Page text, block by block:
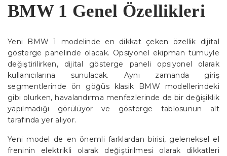
BMW 1 Genel Özellikleri
Yeni BMW 1 modelinde en dikkat çeken özellik dijital
gösterge panelinde olacak. Opsiyonel ekipman tümüyle
değiştirilirken, dijital gösterge paneli opsiyonel olarak
kullanıcılarına sunulacak. Aynı zamanda giriş
segmentlerinde ön göğüs klasik BMW modellerindeki
gibi olurken, havalandırma menfezlerinde de bir değişiklik
yapılmadığı görülüyor ve gösterge tablosunun alt
tarafında yer alıyor.
Yeni model de en önemli farklardan birisi, geleneksel el
freninin elektrikli olarak değiştirilmesi olarak dikkatleri